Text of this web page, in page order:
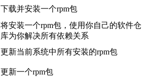
下载并安装一个rpm包
将安装一个rpm包，使用你自己的软件仓
库为你解决所有依赖关系
更新当前系统中所有安装的rpm包
更新一个rpm包